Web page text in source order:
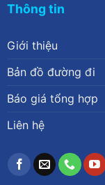
Thông tin
Giới thiệu
Bản đồ đường đi
Báo giá tổng hợp
Liên hệ